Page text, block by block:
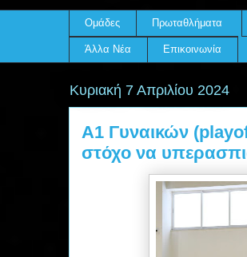
Ομάδες Πρωταθλήματα
Άλλα Νέα Επικοινωνία
Κυριακή 7 Απριλίου 2024
Α1 Γυναικών
στόχο να